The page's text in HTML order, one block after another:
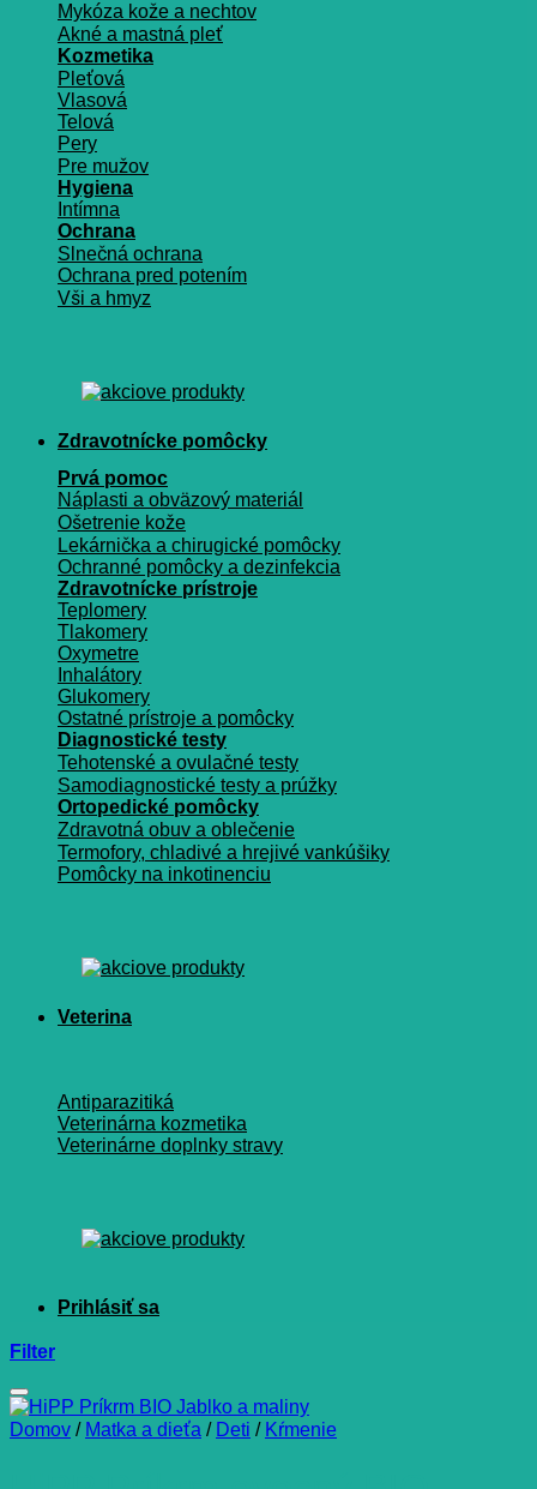
Mykóza kože a nechtov
Akné a mastná pleť
Kozmetika
Pleťová
Vlasová
Telová
Pery
Pre mužov
Hygiena
Intímna
Ochrana
Slnečná ochrana
Ochrana pred potením
Vši a hmyz
Zdravotnícke pomôcky
Prvá pomoc
Náplasti a obväzový materiál
Ošetrenie kože
Lekárnička a chirugické pomôcky
Ochranné pomôcky a dezinfekcia
Zdravotnícke prístroje
Teplomery
Tlakomery
Oxymetre
Inhalátory
Glukomery
Ostatné prístroje a pomôcky
Diagnostické testy
Tehotenské a ovulačné testy
Samodiagnostické testy a prúžky
Ortopedické pomôcky
Zdravotná obuv a oblečenie
Termofory, chladivé a hrejivé vankúšiky
Pomôcky na inkotinenciu
Veterina
Antiparazitiká
Veterinárna kozmetika
Veterinárne doplnky stravy
Filter
Domov / Matka a dieťa / Deti / Kŕmenie